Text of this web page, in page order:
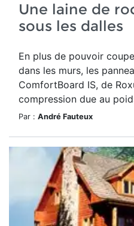
Une laine de
sous les dalles
En plus de pouvoir
dans les murs, les
ComfortBoard IS, de
compression due au
Par : André Fauteux